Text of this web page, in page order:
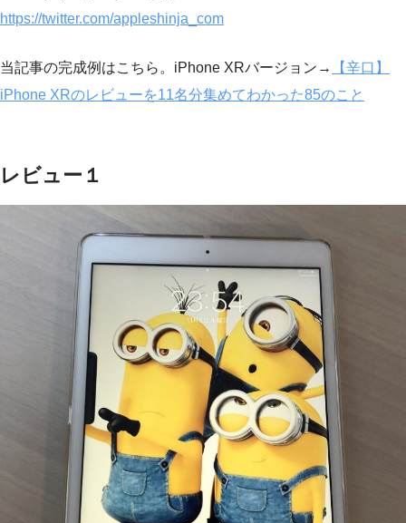
https://twitter.com/appleshinja_com
当記事の完成例はこちら。iPhone XRバージョン→
【辛口】
iPhone XRのレビューを11名分集めてわかった85のこと
レビュー１